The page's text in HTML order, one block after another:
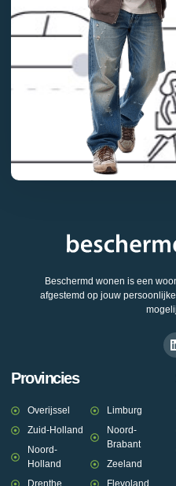
Beschermd wonen is een
afgestemd op jouw
Provincies
Overijssel
Zuid-Holland
Noord-
Holland
Limburg
Noord-
Brabant
Zeeland